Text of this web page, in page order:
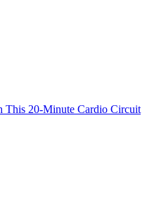
This 20-Minute Cardio Circuit